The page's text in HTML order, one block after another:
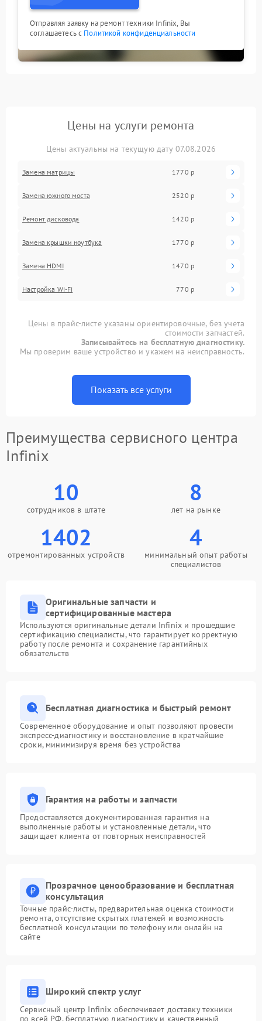
Отправляя заявку на ремонт техники Infinix, Вы
соглашаетесь с Политикой конфиденциальности
Цены на услуги ремонта
Цены актуальны на текущую дату 07.08.2026
Замена матрицы 1770 р
Замена южного моста 2520 р
Ремонт дисковода 1420 р
Замена крышки ноутбука 1770 р
Замена HDMI 1470 р
Настройка Wi-Fi 770 р
Цены в прайс-листе указаны ориентировочные, без учета
стоимости запчастей.
Записывайтесь на бесплатную диагностику.
Мы проверим ваше устройство и укажем на неисправность.
Показать все услуги
Преимущества сервисного центра
Infinix
10
сотрудников в штате
8
лет на рынке
1402
отремонтированных устройств
4
минимальный опыт работы
специалистов
Оригинальные запчасти и
сертифицированные мастера
Используются оригинальные детали Infinix и прошедшие
сертификацию специалисты, что гарантирует корректную
работу после ремонта и сохранение гарантийных
обязательств
Бесплатная диагностика и быстрый ремонт
Современное оборудование и опыт позволяют провести
экспресс-диагностику и восстановление в кратчайшие
сроки, минимизируя время без устройства
Гарантия на работы и запчасти
Предоставляется документированная гарантия на
выполненные работы и установленные детали, что
защищает клиента от повторных неисправностей
Прозрачное ценообразование и бесплатная
консультация
Точные прайс-листы, предварительная оценка стоимости
ремонта, отсутствие скрытых платежей и возможность
бесплатной консультации по телефону или онлайн на
сайте
Широкий спектр услуг
Сервисный центр Infinix обеспечивает доставку техники
по всей РФ, бесплатную диагностику и качественный